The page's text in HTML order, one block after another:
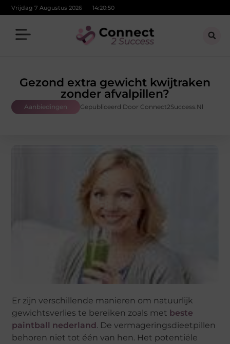
Vrijdag 7 Augustus 2026 14:20:52
Gezond extra gewicht kwijtraken
zonder afvalpillen?
Aanbiedingen Gepubliceerd Door Connect2Success.nl
Er zijn verschillende manieren om natuurlijk
gewichtsverlies te bereiken zoals met beste
paintball nederland. De vermageringsdieetpillen
behoren niet tot één van hen. Het potentiële